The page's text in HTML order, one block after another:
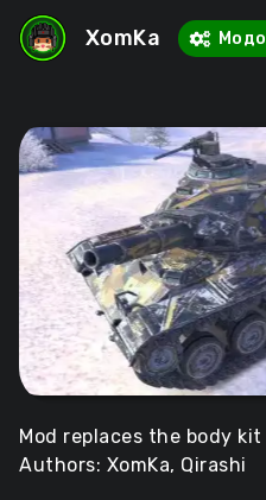
XomKa
Mod replaces the body kit
Authors: XomKa, Qirashi